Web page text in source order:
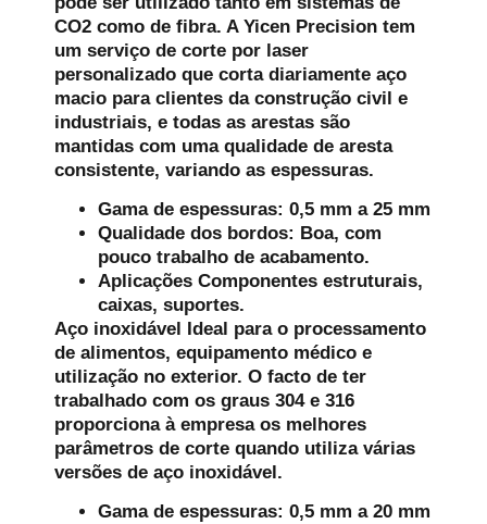
CO2 como de fibra. A Yicen Precision tem
um serviço de corte por laser
personalizado que corta diariamente aço
macio para clientes da construção civil e
industriais, e todas as arestas são
mantidas com uma qualidade de aresta
consistente, variando as espessuras.
Gama de espessuras: 0,5 mm a 25 mm
Qualidade dos bordos: Boa, com
pouco trabalho de acabamento.
Aplicações Componentes estruturais,
caixas, suportes.
Aço inoxidável Ideal para o processamento
de alimentos, equipamento médico e
utilização no exterior. O facto de ter
trabalhado com os graus 304 e 316
proporciona à empresa os melhores
parâmetros de corte quando utiliza várias
versões de aço inoxidável.
Gama de espessuras: 0,5 mm a 20 mm